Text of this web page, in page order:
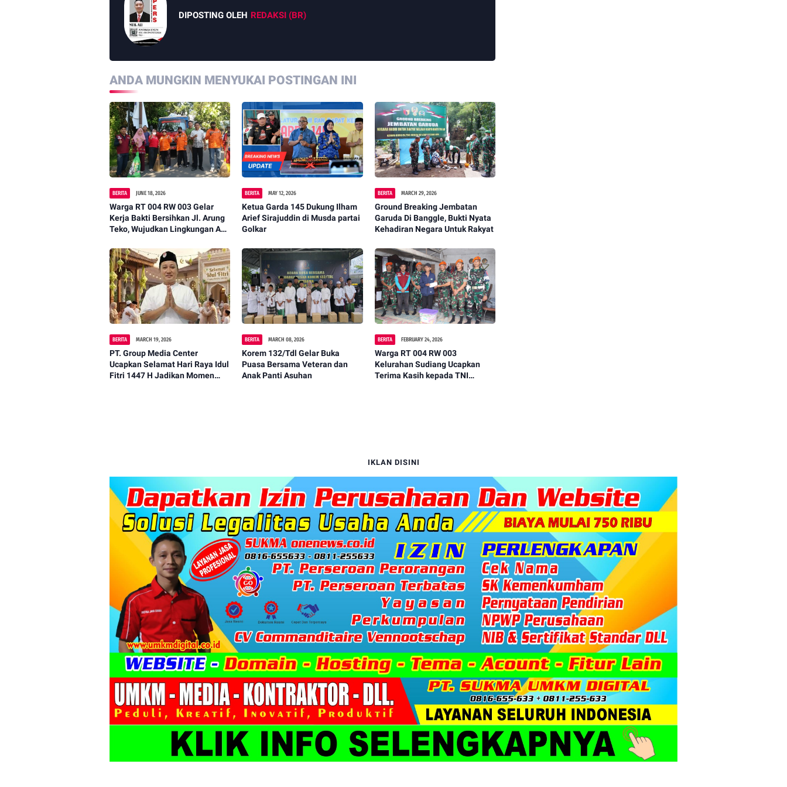
DIPOSTING OLEH REDAKSI (BR)
ANDA MUNGKIN MENYUKAI POSTINGAN INI
BERITA JUNE 18, 2026
Warga RT 004 RW 003 Gelar
Kerja Bakti Bersihkan Jl. Arung
Teko, Wujudkan Lingkungan Asri
BERITA MAY 12, 2026
Ketua Garda 145 Dukung Ilham
Arief Sirajuddin di Musda partai
Golkar
BERITA MARCH 29, 2026
Ground Breaking Jembatan
Garuda Di Banggle, Bukti Nyata
Kehadiran Negara Untuk Rakyat
BERITA MARCH 19, 2026
PT. Group Media Center
Ucapkan Selamat Hari Raya Idul
Fitri 1447 H Jadikan Momen
BERITA MARCH 08, 2026
Korem 132/Tdl Gelar Buka
Puasa Bersama Veteran dan
Anak Panti Asuhan
BERITA FEBRUARY 24, 2026
Warga RT 004 RW 003
Kelurahan Sudiang Ucapkan
Terima Kasih kepada TNI
IKLAN DISINI